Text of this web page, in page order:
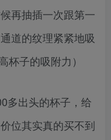
再抽插一次跟第一
道的纹理紧紧地吸
杯子的吸附力）
多出头的杯子，给
位其实真的买不到